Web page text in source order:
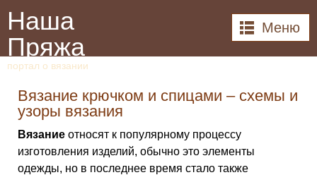
Наша
Пряжа
портал о вязании
Меню
Вязание крючком и спицами – схемы и
узоры вязания
Вязание относят к популярному процессу
изготовления изделий, обычно это элементы
одежды, но в последнее время стало также